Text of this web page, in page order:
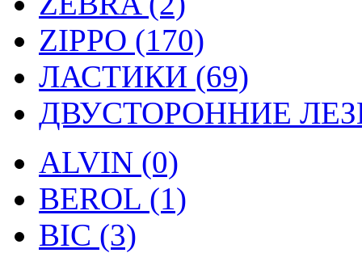
ZIPPO (170)
ЛАСТИКИ (69)
ДВУСТОРОННИЕ
ALVIN (0)
BEROL (1)
BIC (3)